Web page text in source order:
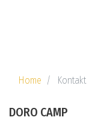
Home Kontakt
DORO CAMP